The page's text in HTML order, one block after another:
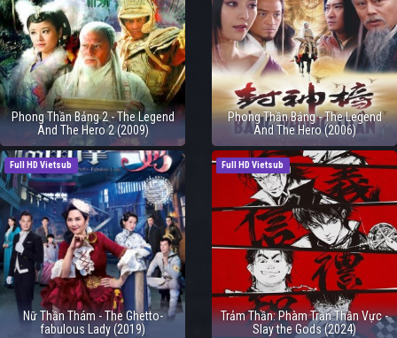
Phong Thần Bảng 2 - The Legend
And The Hero 2 (2009)
Phong Thần Bảng - The Legend
And The Hero (2006)
Full HD Vietsub
Nữ Thần Thám - The Ghetto-
fabulous Lady (2019)
Full HD Vietsub
Trảm Thần: Phàm Trần Thần Vực -
Slay the Gods (2024)